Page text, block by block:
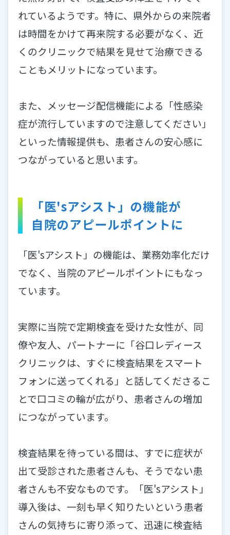
れているようです。特に、県外からの来院者
は時間をかけて再来院する必要がなく、近
くのクリニックで結果を見せて治療できる
こともメリットになっています。
また、メッセージ配信機能による「性感染
症が流行していますので注意してください」
といった情報提供も、患者さんの安心感に
つながっていると思います。
「医'sアシスト」の機能が
自院のアピールポイントに
「医'sアシスト」の機能は、業務効率化だけ
でなく、当院のアピールポイントにもなっ
ています。
実際に当院で定期検査を受けた女性が、同
僚や友人、パートナーに「谷口レディース
クリニックは、すぐに検査結果をスマート
フォンに送ってくれる」と話してくださるこ
とで口コミの輪が広がり、患者さんの増加
につながっています。
検査結果を待っている間は、すでに症状が
出て受診された患者さんも、そうでない患
者さんも不安なものです。「医'sアシスト」
導入後は、一刻も早く知りたいという患者
さんの気持ちに寄り添って、迅速に検査結